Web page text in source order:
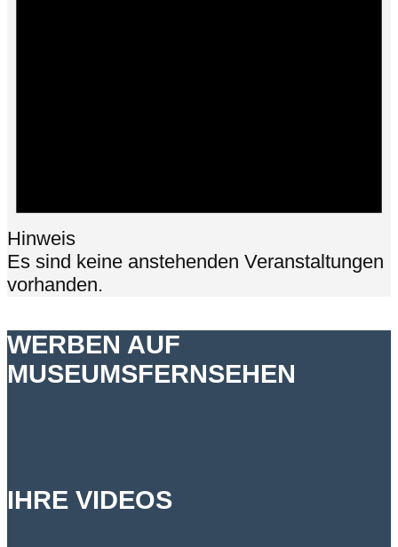
Hinweis
Es sind keine anstehenden Veranstaltungen
vorhanden.
WERBEN AUF
MUSEUMSFERNSEHEN
IHRE VIDEOS